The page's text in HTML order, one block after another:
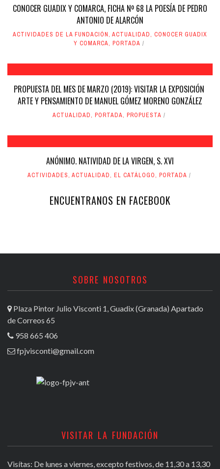
CONOCER GUADIX Y COMARCA, FICHA Nº 68 LA POESÍA DE PEDRO
ANTONIO DE ALARCÓN
ACTIVIDADES DE LA FUNDACIÓN, ACTUALIDAD, CONOCER GUADIX
Y COMARCA, PORTADA
PROPUESTA DEL MES DE MARZO (2019): VISITAR LA EXPOSICIÓN
ARTE Y PENSAMIENTO DE MANUEL GÓMEZ MORENO GONZÁLEZ
ACTUALIDAD, PORTADA, PROPUESTA
ANÓNIMO. NATIVIDAD DE LA VIRGEN, S. XVI
ACTIVIDADES, ACTUALIDAD, EL CATÁLOGO, PORTADA
ENCUENTRANOS EN FACEBOOK
SOBRE NOSOTROS
Plaza Pintor Julio Visconti 1, Guadix (Granada) Apartado
de Correos 65
958 665 406
fpjvisconti@gmail.com
VISITAR LA FUNDACIÓN
Visítas: De lunes a viernes, excepto festivos, de 11,30 a 13,30